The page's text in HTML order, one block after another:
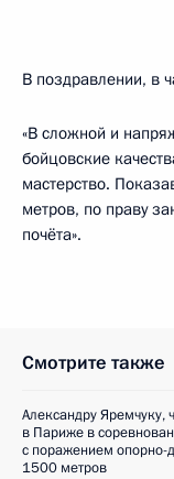
В поздравлении, в
«В сложной и
бойцовские
мастерство.
метров, по праву
почёта».
Смотрите также
Александру Яремчуку,
в Париже в
с поражением опорно-
1500 метров